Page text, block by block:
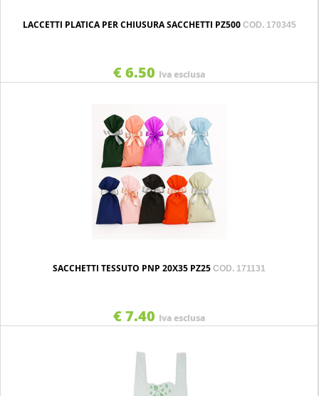
LACCETTI PLATICA PER CHIUSURA SACCHETTI PZ500 COD. 170345
€ 6.50 Iva esclusa
SACCHETTI TESSUTO PNP 20X35 PZ25 COD. 171131
€ 7.40 Iva esclusa